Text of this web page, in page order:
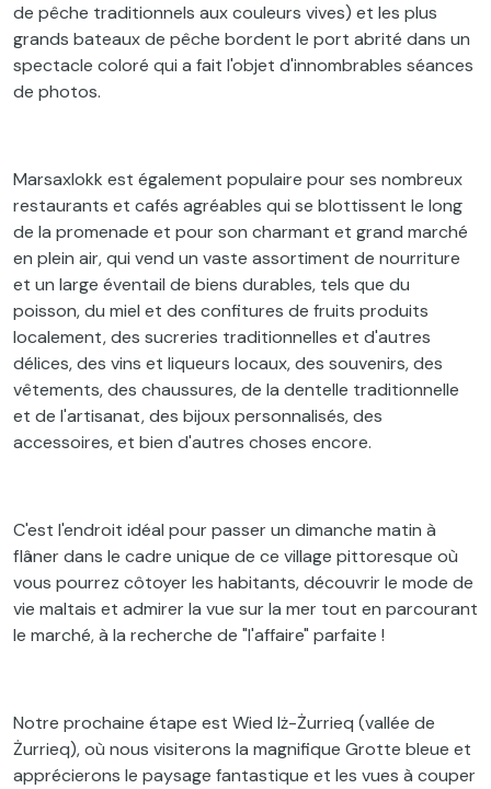
de pêche traditionnels aux couleurs vives) et les plus
grands bateaux de pêche bordent le port abrité dans un
spectacle coloré qui a fait l'objet d'innombrables séances
de photos.
Marsaxlokk est également populaire pour ses nombreux
restaurants et cafés agréables qui se blottissent le long
de la promenade et pour son charmant et grand marché
en plein air, qui vend un vaste assortiment de nourriture
et un large éventail de biens durables, tels que du
poisson, du miel et des confitures de fruits produits
localement, des sucreries traditionnelles et d'autres
délices, des vins et liqueurs locaux, des souvenirs, des
vêtements, des chaussures, de la dentelle traditionnelle
et de l'artisanat, des bijoux personnalisés, des
accessoires, et bien d'autres choses encore.
C'est l'endroit idéal pour passer un dimanche matin à
flâner dans le cadre unique de ce village pittoresque où
vous pourrez côtoyer les habitants, découvrir le mode de
vie maltais et admirer la vue sur la mer tout en parcourant
le marché, à la recherche de "l'affaire" parfaite !
Notre prochaine étape est Wied Iż-Żurrieq (vallée de
Żurrieq), où nous visiterons la magnifique Grotte bleue et
apprécierons le paysage fantastique et les vues à couper